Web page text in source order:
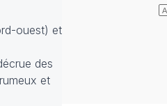
ouest) et
des
et